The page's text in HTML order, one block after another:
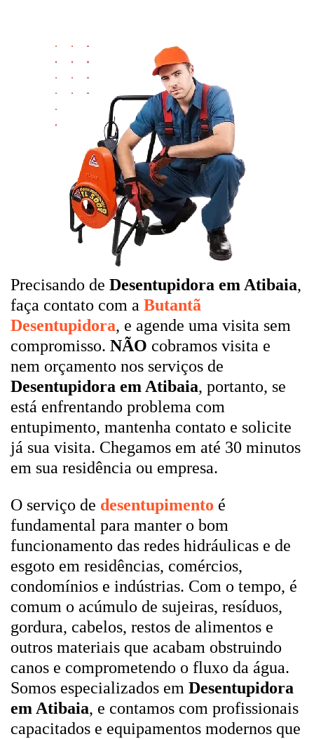
Precisando de Desentupidora em Atibaia,
faça contato com a Butantã
Desentupidora, e agende uma visita sem
compromisso. NÃO cobramos visita e
nem orçamento nos serviços de
Desentupidora em Atibaia, portanto, se
está enfrentando problema com
entupimento, mantenha contato e solicite
já sua visita. Chegamos em até 30 minutos
em sua residência ou empresa.
O serviço de desentupimento é
fundamental para manter o bom
funcionamento das redes hidráulicas e de
esgoto em residências, comércios,
condomínios e indústrias. Com o tempo, é
comum o acúmulo de sujeiras, resíduos,
gordura, cabelos, restos de alimentos e
outros materiais que acabam obstruindo
canos e comprometendo o fluxo da água.
Somos especializados em Desentupidora
em Atibaia, e contamos com profissionais
capacitados e equipamentos modernos que